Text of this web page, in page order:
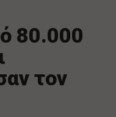
80.000
τον